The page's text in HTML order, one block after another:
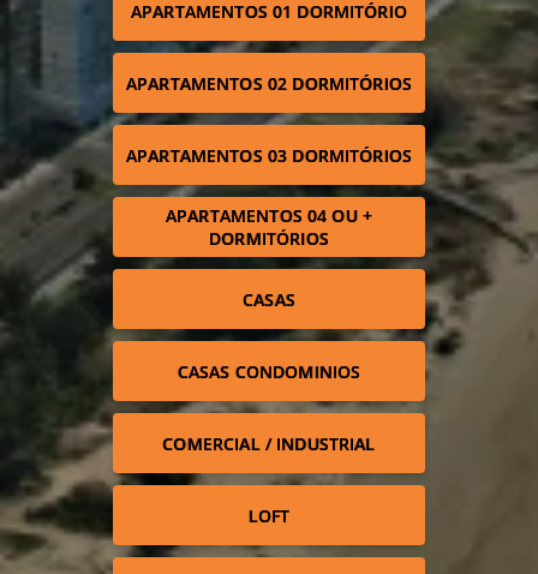
APARTAMENTOS 01 DORMITÓRIO
APARTAMENTOS 02 DORMITÓRIOS
APARTAMENTOS 03 DORMITÓRIOS
APARTAMENTOS 04 OU +
DORMITÓRIOS
CASAS
CASAS CONDOMINIOS
COMERCIAL / INDUSTRIAL
LOFT